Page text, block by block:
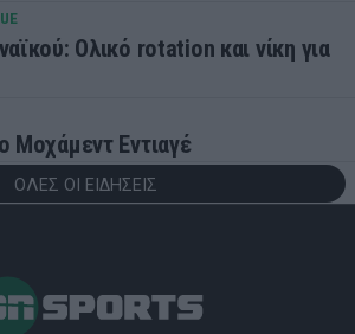
Ολικό rotation και νίκη για
Μοχάμεντ Εντιαγέ
ΟΛΕΣ ΟΙ ΕΙΔΗΣΕΙΣ